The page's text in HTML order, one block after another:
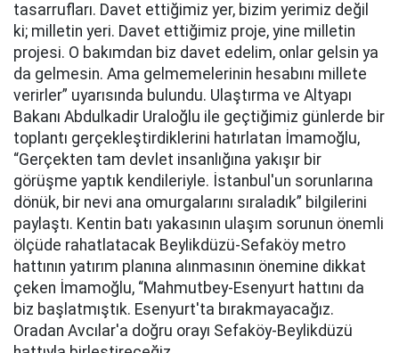
tasarrufları. Davet ettiğimiz yer, bizim yerimiz değil
ki; milletin yeri. Davet ettiğimiz proje, yine milletin
projesi. O bakımdan biz davet edelim, onlar gelsin ya
da gelmesin. Ama gelmemelerinin hesabını millete
verirler” uyarısında bulundu. Ulaştırma ve Altyapı
Bakanı Abdulkadir Uraloğlu ile geçtiğimiz günlerde bir
toplantı gerçekleştirdiklerini hatırlatan İmamoğlu,
“Gerçekten tam devlet insanlığına yakışır bir
görüşme yaptık kendileriyle. İstanbul'un sorunlarına
dönük, bir nevi ana omurgalarını sıraladık” bilgilerini
paylaştı. Kentin batı yakasının ulaşım sorunun önemli
ölçüde rahatlatacak Beylikdüzü-Sefaköy metro
hattının yatırım planına alınmasının önemine dikkat
çeken İmamoğlu, “Mahmutbey-Esenyurt hattını da
biz başlatmıştık. Esenyurt'ta bırakmayacağız.
Oradan Avcılar'a doğru orayı Sefaköy-Beylikdüzü